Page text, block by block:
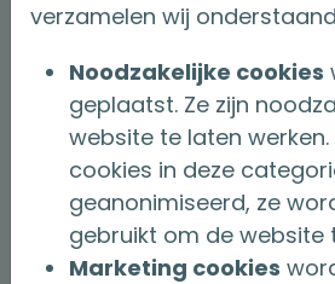
verzamelen wij
Noodzakelijke cookies
geplaatst. Ze zijn
website te laten
cookies in deze
geanonimiseerd, ze
gebruikt om de website
Marketing cookies